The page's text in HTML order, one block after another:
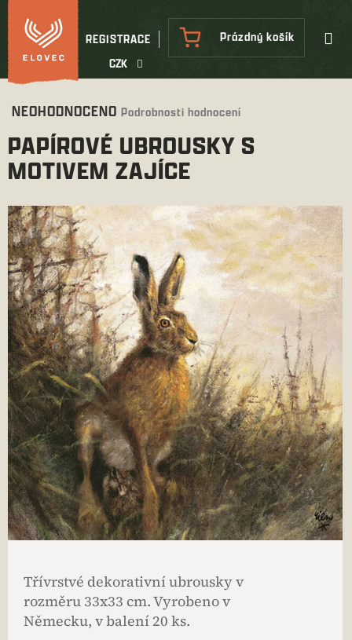
Přejít
na
obsah
CZK
REGISTRACE
NÁKUPNÍ
KOŠÍK
Prázdný košík
Průměrné
produktu
je
0,0
5
hvězdiček.
NEOHODNOCENO Podrobnosti hodnocení
PAPÍROVÉ UBROUSKY S
MOTIVEM ZAJÍCE
Třívrstvé dekorativní ubrousky v
rozměru 33x33 cm. Vyrobeno v
Německu, v balení 20 ks.